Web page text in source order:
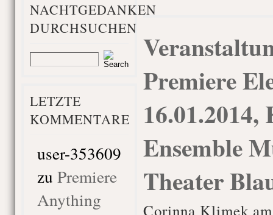
NACHTGEDANKEN
DURCHSUCHEN
LETZTE
KOMMENTARE
user-353609
zu Premiere
Anything
Premiere
16.01.2014,
Ensemble
Theater
Corinna Klimek